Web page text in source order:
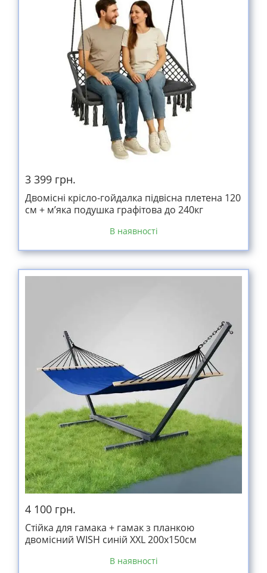
3 399 грн.
Двомісні крісло-гойдалка підвісна плетена 120
см + м’яка подушка графітова до 240кг
В наявності
4 100 грн.
Стійка для гамака + гамак з планкою
двомісний WISH синій XXL 200х150см
В наявності